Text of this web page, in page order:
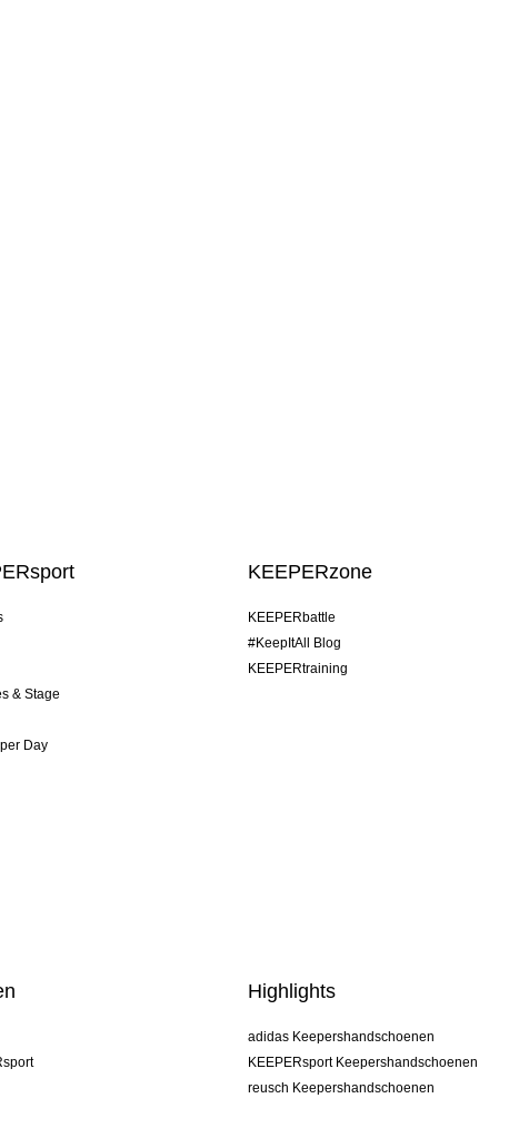
& Stage
Day
KEEPERzone
KEEPERbattle
#KeepItAll Blog
KEEPERtraining
Highlights
adidas Keepershandschoenen
KEEPERsport Keepershandschoenen
reusch Keepershandschoenen